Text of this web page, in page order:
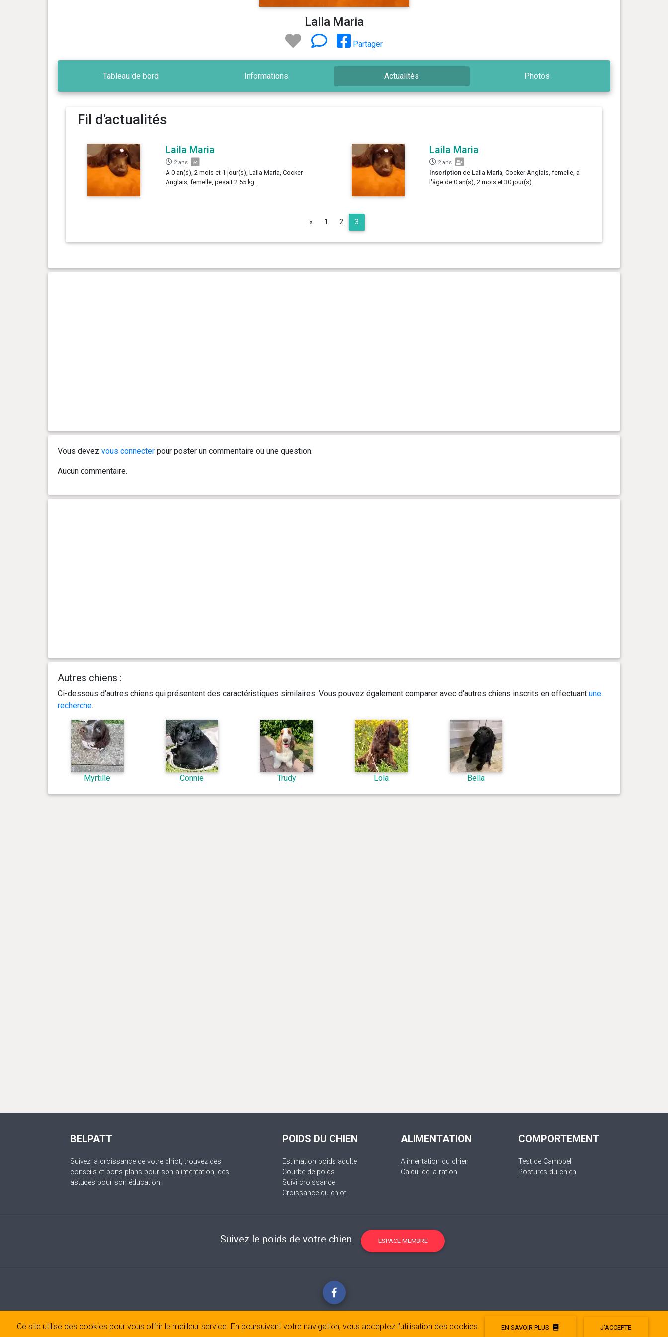
Laila Maria
Partager
Tableau de bord Informations Actualités Photos
Fil d'actualités
Laila Maria
2 ans
A 0 an(s), 2 mois et 1 jour(s), Laila Maria, Cocker
Anglais, femelle, pesait 2.55 kg.
Laila Maria
2 ans
Inscription de Laila Maria, Cocker Anglais, femelle, à
l'âge de 0 an(s), 2 mois et 30 jour(s).
« Previous
1 2 3
Vous devez vous connecterpour poster un commentaire ou une question.
Aucun commentaire.
Autres chiens :
Ci-dessous d'autres chiens qui présentent des caractéristiques similaires. Vous pouvez également comparer avec d'autres chiens inscrits en effectuant une
recherche.
Myrtille Connie Trudy Lola Bella
BELPATT
Suivez la croissance de votre chiot, trouvez des
conseils et bons plans pour son alimentation, des
astuces pour son éducation.
POIDS DU CHIEN
Estimation poids adulte
Courbe de poids
Suivi croissance
Croissance du chiot
ALIMENTATION
Alimentation du chien
Calcul de la ration
COMPORTEMENT
Test de Campbell
Postures du chien
Suivez le poids de votre chien ESPACE MEMBRE
Mentions légales© 2017-2020 Copyright:belpatt.fr
Ce site utilise des cookies pour vous offrir le meilleur service. En poursuivant votre navigation, vous acceptez l’utilisation des cookies. EN SAVOIR PLUS J'ACCEPTE